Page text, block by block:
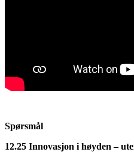
Spørsmål
12.25 Innovasjon i høyden –